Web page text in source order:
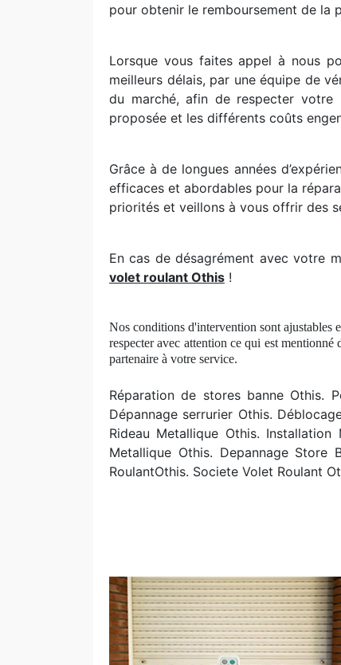
pour obtenir le remboursement de la
Lorsque vous faites appel à nous
meilleurs délais, par une équipe de
du marché, afin de respecter
proposée et les différents coûts
Grâce à de longues années
efficaces et abordables pour la
priorités et veillons à vous offrir des
En cas de désagrément avec votre
volet roulant Othis !
Nos conditions d'intervention sont ajustables
respecter avec attention ce qui est
partenaire à votre service.
Réparation de stores banne Othis.
Dépannage serrurier Othis.
Rideau Metallique Othis.
Metallique Othis. Depannage Store
RoulantOthis. Societe Volet Roulant